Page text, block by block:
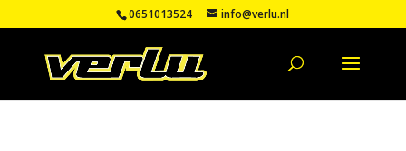
0651013524 info@verlu.nl